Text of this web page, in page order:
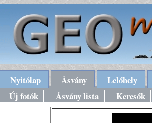
Nyitólap Ásvány Lelőhely
Új fotók
Ásvány lista Keresők